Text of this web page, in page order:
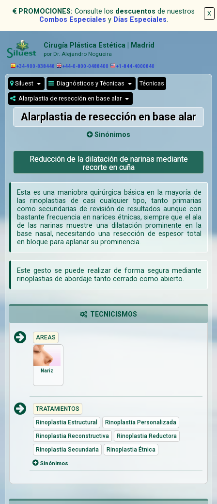
X
PROMOCIONES: Consulte los descuentos de nuestros
Combos Especiales y Días Especiales.
Cirugía Plástica Estética | Madrid
por Dr. Alejandro Nogueira
+34-900-838448 +44-0-800-0488400 +1-844-4000840
Siluest Diagnósticos y Técnicas Técnicas
Alarplastia de resección en base alar
Alarplastia de resección en base alar
Sinónimos
Reducción de la dilatación de narinas mediante
recorte en cuña
Esta es una maniobra quirúrgica básica en la mayoría de
las rinoplastias de casi cualquier tipo, tanto primarias
como secundarias de revisión de resultados aunque con
bastante frecuencia en narices étnicas, siempre que el ala
de las narinas muestre una dilatación prominente en la
base nasal, necesitando una resección de espesor total
en bloque para aplanar su prominencia.
Este gesto se puede realizar de forma segura mediante
rinoplastias de abordaje tanto cerrado como abierto.
TECNICISMOS
AREAS
Nariz
TRATAMIENTOS
Rinoplastia Estructural
Rinoplastia Personalizada
Rinoplastia Reconstructiva
Rinoplastia Reductora
Rinoplastia Secundaria
Rinoplastia Étnica
Sinónimos